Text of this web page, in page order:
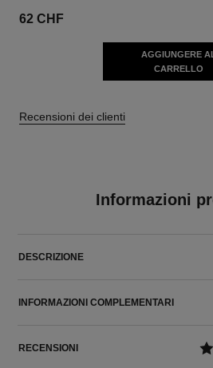
62 CHF
AGGIUNGERE
CARRELLO
Recensioni dei clienti
Informazioni
DESCRIZIONE
INFORMAZIONI COMPLEMENTARI
RECENSIONI